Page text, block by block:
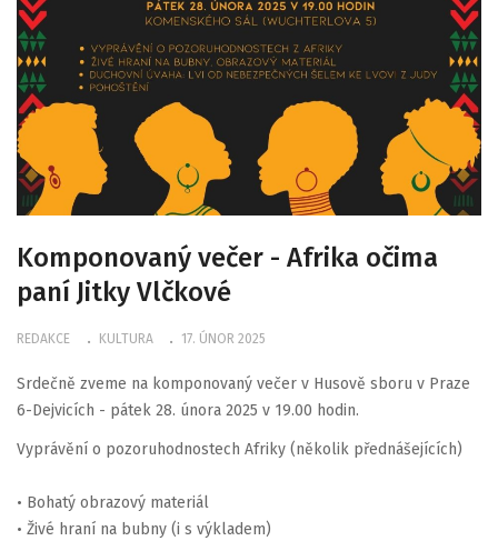
Komponovaný večer - Afrika očima
paní Jitky Vlčkové
REDAKCE KULTURA 17. ÚNOR 2025
Srdečně zveme na komponovaný večer v Husově sboru v Praze
6-Dejvicích - pátek 28. února 2025 v 19.00 hodin.
Vyprávění o pozoruhodnostech Afriky (několik přednášejících)
• Bohatý obrazový materiál
• Živé hraní na bubny (i s výkladem)